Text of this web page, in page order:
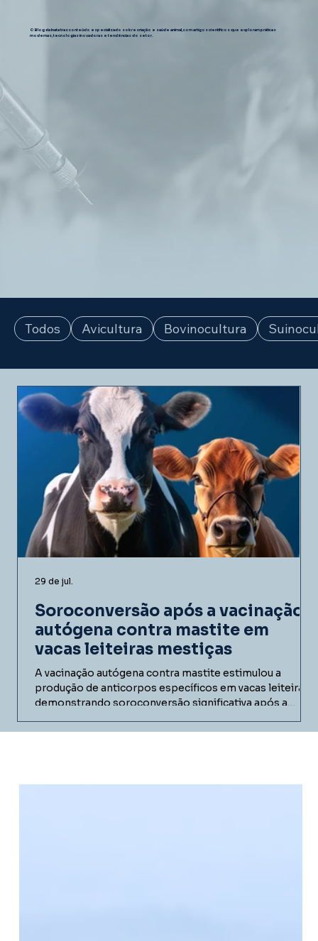
O Blog da Inata traz conteúdo especializado sobre criação e saúde animal, com artigos científicos que exploram práticas
modernas, tecnologias inovadoras e tendências do setor.
Todos Avicultura Bovinocultura
Soroconversão após a vacinação
autógena contra mastite em
vacas leiteiras mestiças
A vacinação autógena contra mastite estimulou a
produção de anticorpos específicos em vacas leiteiras,
demonstrando soroconversão significativa após a
em fazenda comercial e entenda como vacinas
29 de jul.